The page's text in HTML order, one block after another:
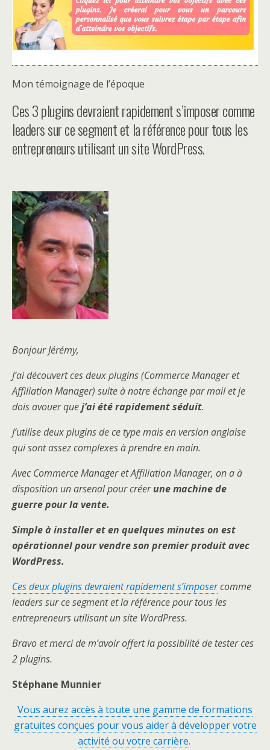
Mon témoignage de l’époque
Ces 3 plugins devraient rapidement s’imposer comme
leaders sur ce segment et la référence pour tous les
entrepreneurs utilisant un site WordPress.
Bonjour Jérémy,
J’ai découvert ces deux plugins (Commerce Manager et
Affiliation Manager) suite à notre échange par mail et je
dois avouer quej’ai été rapidement séduit.
J’utilise deux plugins de ce type mais en version anglaise
qui sont assez complexes à prendre en main.
Avec Commerce Manager et Affiliation Manager, on a à
disposition un arsenal pour créerune machine de
guerre pour la vente.
Simple à installer et en quelques minutes on est
opérationnel pour vendre son premier produit avec
WordPress.
Ces deux plugins devraient rapidement s’imposercomme
leaders sur ce segment et la référence pour tous les
entrepreneurs utilisant un site WordPress.
Bravo et merci de m’avoir offert la possibilité de tester ces
2 plugins.
Stéphane Munnier
Vous aurez accès à toute une gamme de formations
gratuites conçues pour vous aider à développer votre
activité ou votre carrière.